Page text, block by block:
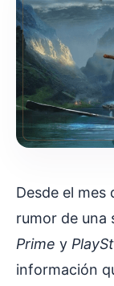
Desde el mes
rumor de una
Prime y
información